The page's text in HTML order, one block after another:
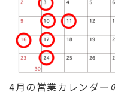
4月の営業カレンダー